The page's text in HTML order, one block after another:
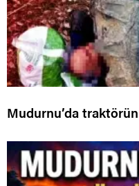
Mudurnu’da